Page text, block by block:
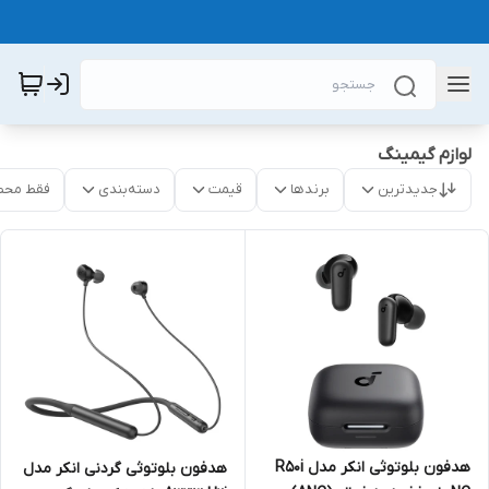
لوازم گیمینگ
جدیدترین برندها قیمت دسته‌بندی فقط
هدفون بلوتوثی انکر مدل R50i
هدفون بلوتوثی گردنی انکر مدل